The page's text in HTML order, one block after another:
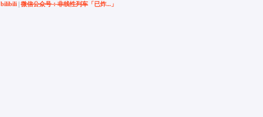
bilibili|微信公众号：非线性列车「已炸...」